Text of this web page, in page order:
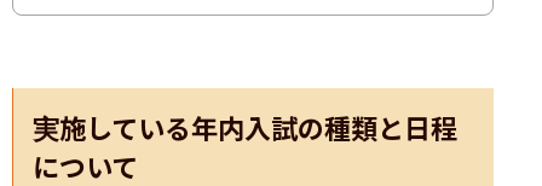
実施している年内入試の種類と日程
について